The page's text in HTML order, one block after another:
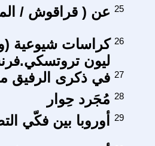
عن ( قراقوش / 25
كراسات شيوعية
ليون
26
في ذكرى الرفيق 27
مُجَرد حِوار 28
أوروبا بين فكّي 29